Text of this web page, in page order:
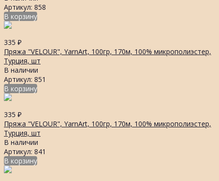
Артикул: 858
В корзину
335 ₽
Пряжа "VELOUR", YarnArt, 100гр, 170м, 100% микрополиэстер,
Турция, шт
В наличии
Артикул: 851
В корзину
335 ₽
Пряжа "VELOUR", YarnArt, 100гр, 170м, 100% микрополиэстер,
Турция, шт
В наличии
Артикул: 841
В корзину